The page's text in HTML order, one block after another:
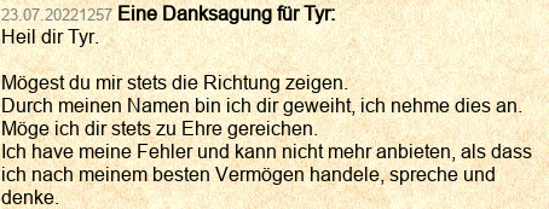
23.07.20221257 Eine Danksagung für Tyr:
Heil dir Tyr.
Mögest du mir stets die Richtung zeigen.
Durch meinen Namen bin ich dir geweiht, ich nehme dies an.
Möge ich dir stets zu Ehre gereichen.
Ich have meine Fehler und kann nicht mehr anbieten, als dass
ich nach meinem besten Vermögen handele, spreche und
denke.